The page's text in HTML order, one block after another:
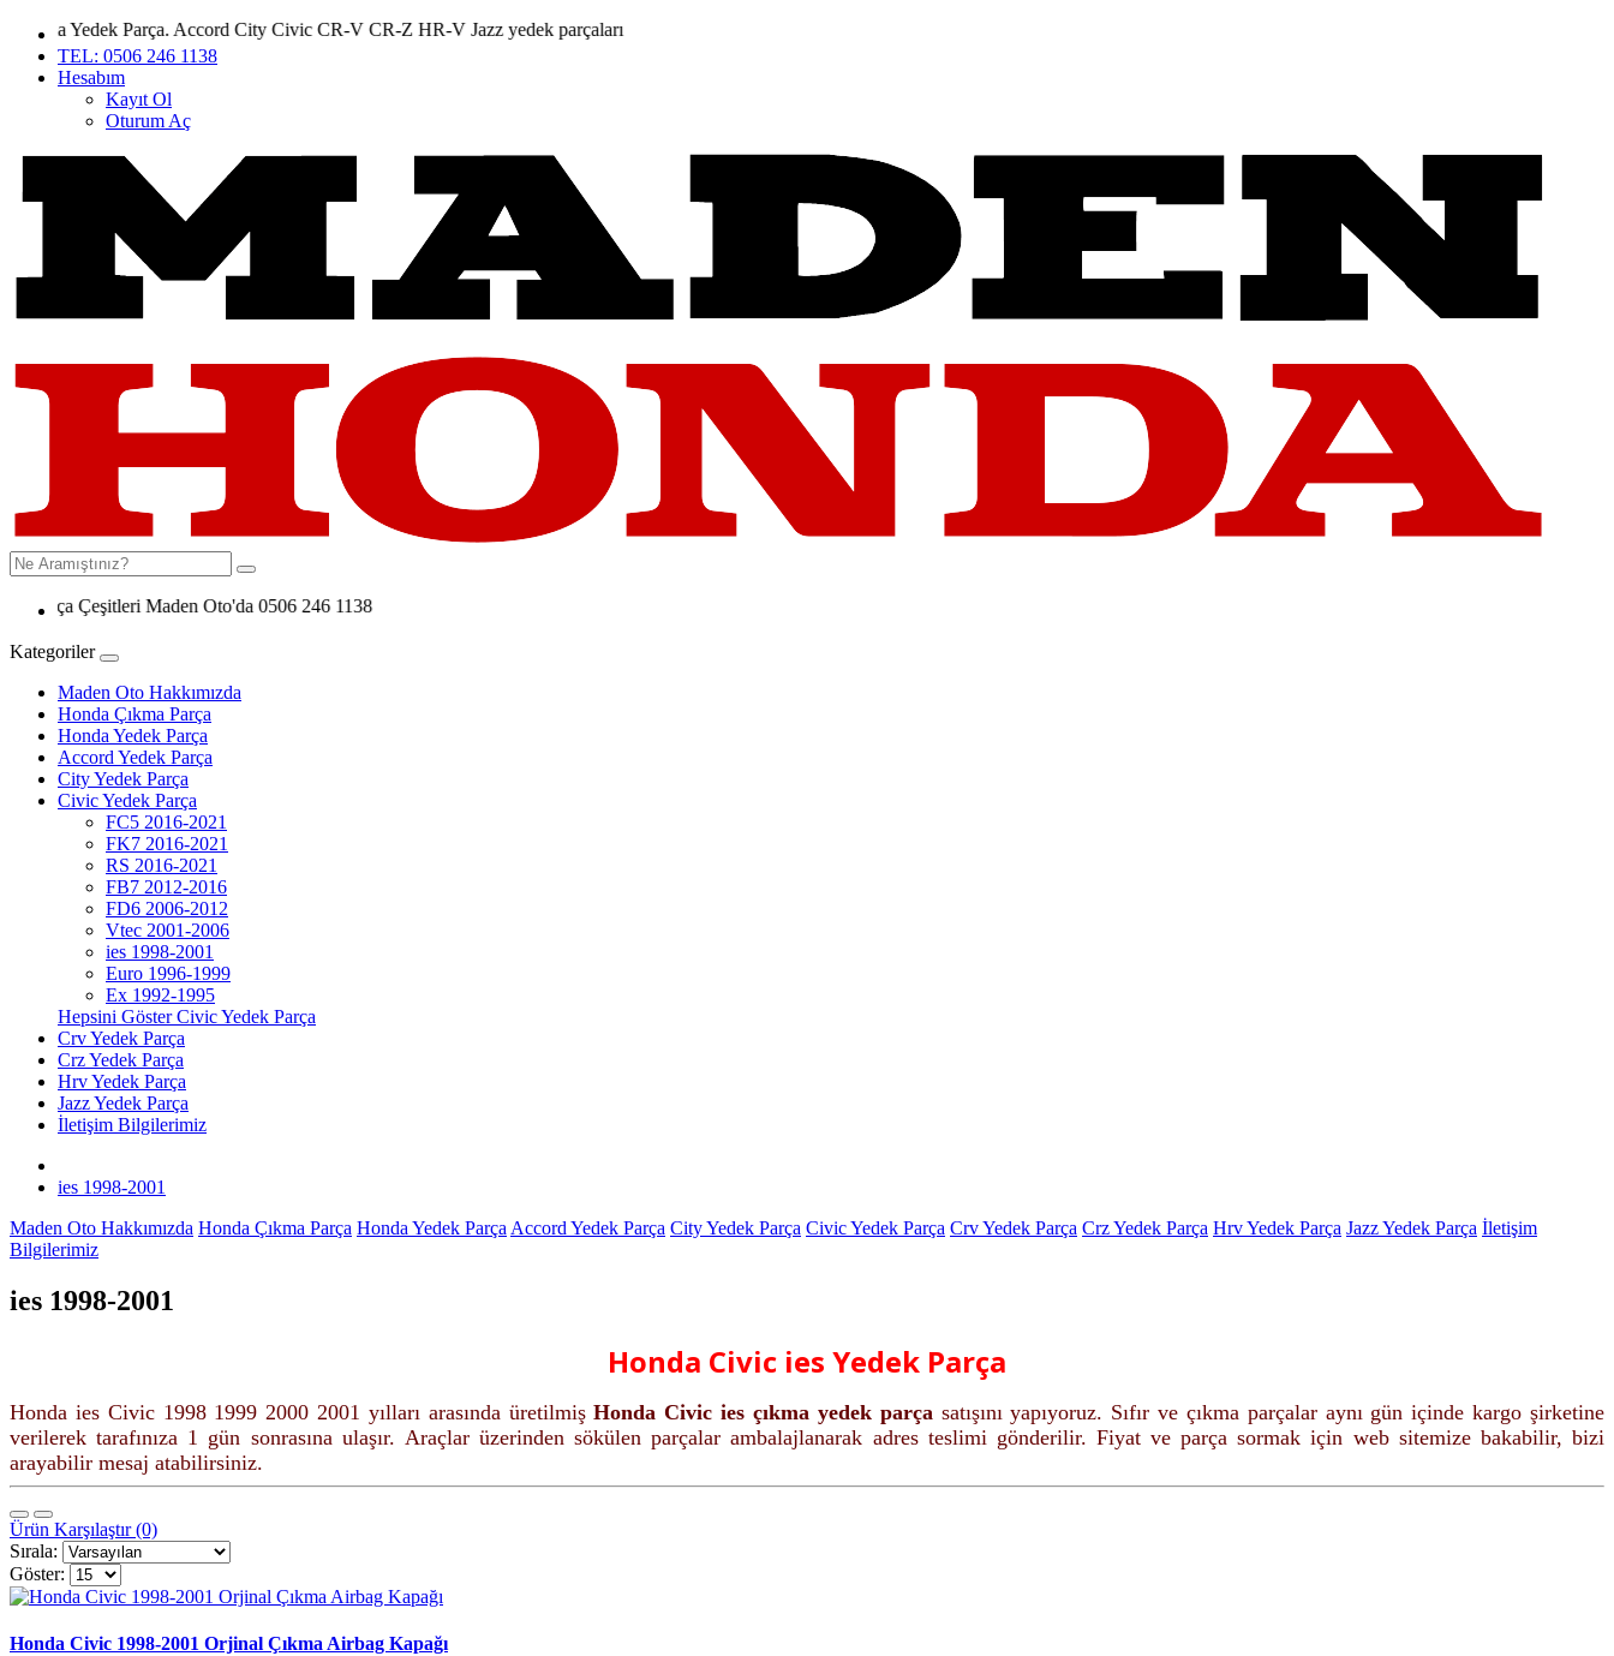
Parça. Accord City Civic CR-V CR-Z HR-V Jazz yedek parçaları
TEL: 0506 246 1138
Hesabım
Kayıt Ol
Oturum Aç
Maden Oto'da 0506 246 1138
Kategoriler
Maden Oto Hakkımızda
Honda Çıkma Parça
Honda Yedek Parça
Accord Yedek Parça
City Yedek Parça
Civic Yedek Parça
FC5 2016-2021
FK7 2016-2021
RS 2016-2021
FB7 2012-2016
FD6 2006-2012
Vtec 2001-2006
ies 1998-2001
Euro 1996-1999
Ex 1992-1995
Hepsini Göster Civic Yedek Parça
Crv Yedek Parça
Crz Yedek Parça
Hrv Yedek Parça
Jazz Yedek Parça
İletişim Bilgilerimiz
ies 1998-2001
Maden Oto Hakkımızda Honda Çıkma Parça Honda Yedek Parça Accord Yedek Parça City Yedek Parça Civic Yedek Parça Crv Yedek Parça Crz Yedek Parça Hrv Yedek Parça Jazz Yedek Parça İletişim
Bilgilerimiz
ies 1998-2001
Honda Civic ies Yedek Parça
Honda ies Civic 1998 1999 2000 2001 yılları arasında üretilmişHonda Civic ies çıkma yedek parça satışını yapıyoruz. Sıfır ve çıkma parçalar aynı gün içinde kargo şirketine
verilerek tarafınıza 1 gün sonrasına ulaşır. Araçlar üzerinden sökülen parçalar ambalajlanarak adres teslimi gönderilir. Fiyat ve parça sormak için web sitemize bakabilir, bizi
arayabilir mesaj atabilirsiniz.
Ürün Karşılaştır (0)
Sırala:
Göster:
Honda Civic 1998-2001 Orjinal Çıkma Airbag Kapağı